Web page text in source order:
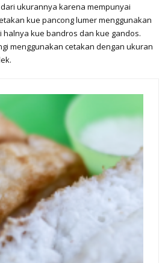
ukurannya karena mempunyai
kue pancong lumermenggunakan
kue bandros dan kue gandos.
menggunakan cetakan dengan ukuran